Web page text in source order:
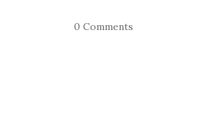
0 Comments